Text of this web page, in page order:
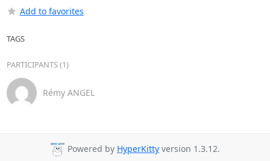
Add to favorites
TAGS
PARTICIPANTS (1)
Rémy ANGEL
Powered by HyperKitty version 1.3.12.